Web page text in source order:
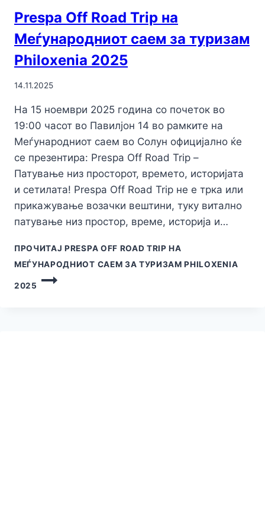
Prespa Off Road Trip на
Меѓународниот саем за туризам
Philoxenia 2025
14.11.2025
На 15 ноември 2025 година со почеток во
19:00 часот во Павилјон 14 во рамките на
Меѓународниот саем во Солун официјално ќе
се презентира: Prespa Off Road Trip –
Патување низ просторот, времето, историјата
и сетилата! Prespa Off Road Trip не е трка или
прикажување возачки вештини, туку витално
патување низ простор, време, историја и…
ПРОЧИТАЈ PRESPA OFF ROAD TRIP НА
МЕЃУНАРОДНИОТ САЕМ ЗА ТУРИЗАМ PHILOXENIA
2025